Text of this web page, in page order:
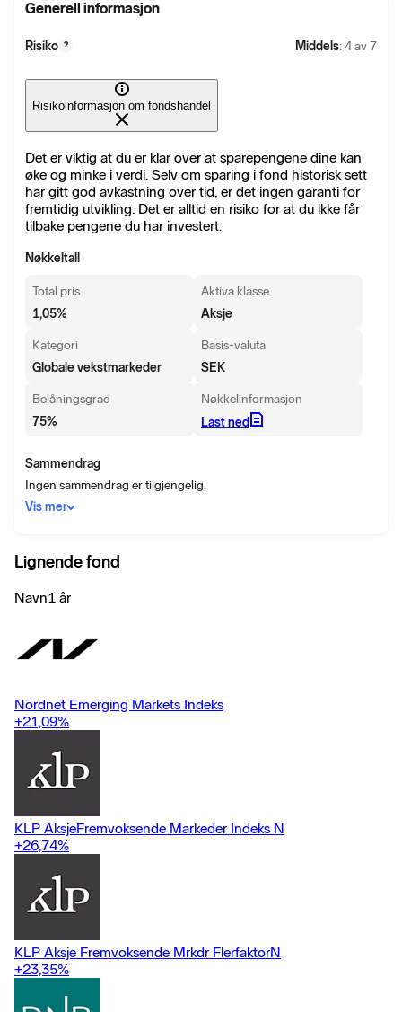
Generell informasjon
Risiko ? Middels: 4 av 7
Risikoinformasjon om fondshandel
Det er viktig at du er klar over at sparepengene dine kan
øke og minke i verdi. Selv om sparing i fond historisk sett
har gitt god avkastning over tid, er det ingen garanti for
fremtidig utvikling. Det er alltid en risiko for at du ikke får
tilbake pengene du har investert.
Nøkkeltall
Total pris
1,05%
Aktiva klasse
Aksje
Kategori
Globale vekstmarkeder
Basis-valuta
SEK
Belåningsgrad
75%
Nøkkelinformasjon
Last ned
Sammendrag
Ingen sammendrag er tilgjengelig.
Vis mer
Lignende fond
Navn1 år
Nordnet Emerging Markets Indeks
+21,09%
KLP AksjeFremvoksende Markeder Indeks N
+26,74%
KLP Aksje Fremvoksende Mrkdr FlerfaktorN
+23,35%